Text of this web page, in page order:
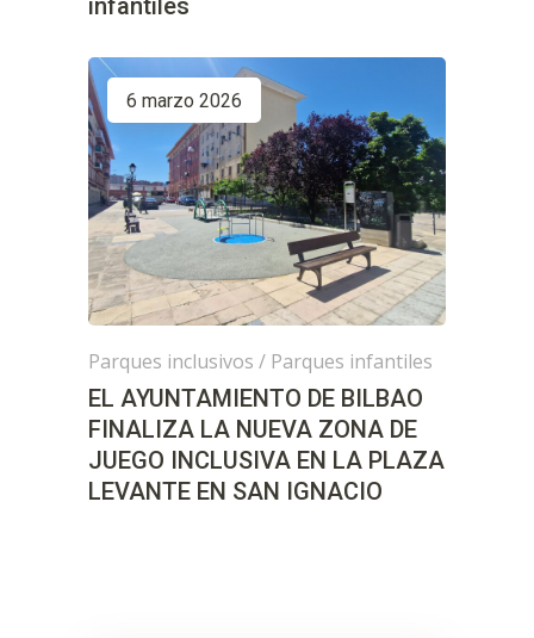
infantiles
6 marzo 2026
Parques inclusivos / Parques infantiles
EL AYUNTAMIENTO DE BILBAO
FINALIZA LA NUEVA ZONA DE
JUEGO INCLUSIVA EN LA PLAZA
LEVANTE EN SAN IGNACIO